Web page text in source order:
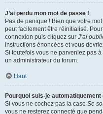
J’ai perdu mon mot de passe !
Pas de panique ! Bien que votre
peut facilement être réinitialisé.
connexion puis cliquez sur J’ai
instructions énoncées et vous
Si toutefois vous ne parveniez pas
un administrateur du forum.
Haut
Pourquoi suis-je automatiquement
Si vous ne cochez pas la case Se
vous ne resterez connecté que